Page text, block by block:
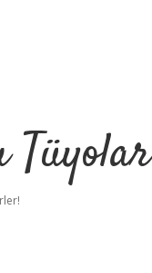
Tüyolar